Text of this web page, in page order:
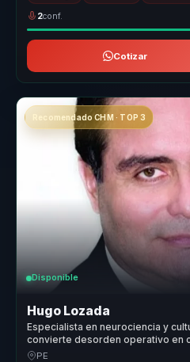
2conf.
Cotizar
Recomendado CHM · TOP 3
Disponible
Hugo Lozada
Especialista en neurociencia y
convierte desorden operativo en
productividad para organizaciones.
PE